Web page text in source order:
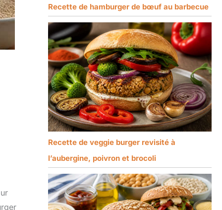
Recette de hamburger de bœuf au barbecue
Recette de veggie burger revisité à
l’aubergine, poivron et brocoli